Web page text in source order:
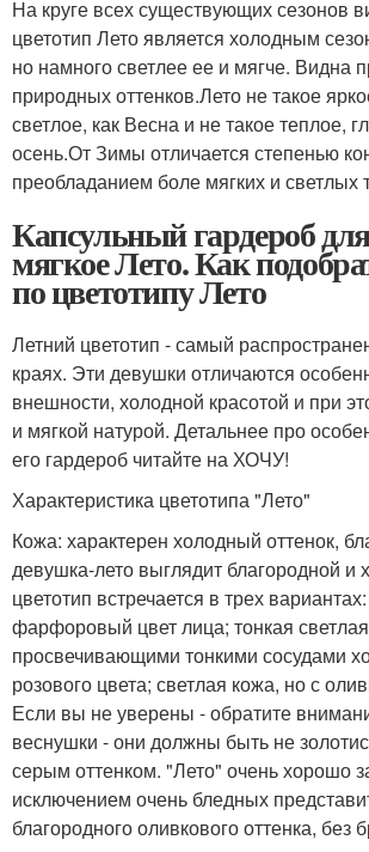
На круге всех существующих сезонов
цветотип Лето является холодным
но намного светлее ее и мягче. Видна
природных оттенков.Лето не такое
светлое, как Весна и не такое теплое,
осень.От Зимы отличается степенью
преобладанием боле мягких и светлых
Капсульный гардероб
мягкое Лето. Как
по цветотипу Лето
Летний цветотип - самый
краях. Эти девушки отличаются
внешности, холодной красотой и при
и мягкой натурой. Детальнее про
его гардероб читайте на ХОЧУ!
Характеристика цветотипа "Лето"
Кожа: характерен холодный оттенок,
девушка-лето выглядит благородной и
цветотип встречается в трех
фарфоровый цвет лица; тонкая
просвечивающими тонкими сосудами
розового цвета; светлая кожа, но с
Если вы не уверены - обратите
веснушки - они должны быть не
серым оттенком. "Лето" очень хорошо
исключением очень бледных
благородного оливкового оттенка, без